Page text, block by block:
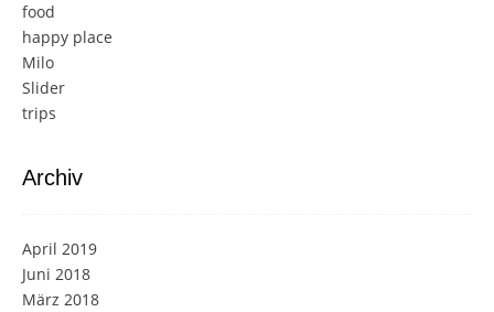
food
happy place
Milo
Slider
trips
Archiv
April 2019
Juni 2018
März 2018